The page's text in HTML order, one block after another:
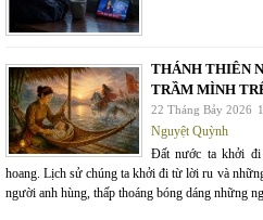
THÁNH THIÊN
TRẦM MÌNH
22 Tháng Bảy 2026
Nguyệt Quỳnh
Đất nước ta khởi
hoang. Lịch sử chúng ta khởi đi từ lời ru và
người anh hùng, thấp thoáng bóng dáng những